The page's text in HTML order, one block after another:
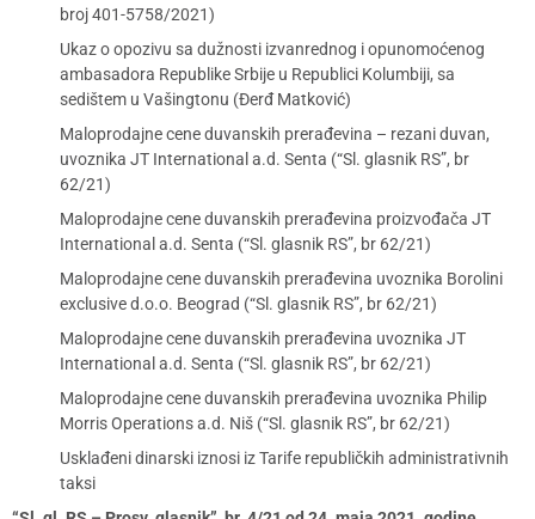
broj 401-5758/2021)
Ukaz o opozivu sa dužnosti izvanrednog i opunomoćenog
ambasadora Republike Srbije u Republici Kolumbiji, sa
sedištem u Vašingtonu (Đerđ Matković)
Maloprodajne cene duvanskih prerađevina – rezani duvan,
uvoznika JT International a.d. Senta (“Sl. glasnik RS”, br
62/21)
Maloprodajne cene duvanskih prerađevina proizvođača JT
International a.d. Senta (“Sl. glasnik RS”, br 62/21)
Maloprodajne cene duvanskih prerađevina uvoznika Borolini
exclusive d.o.o. Beograd (“Sl. glasnik RS”, br 62/21)
Maloprodajne cene duvanskih prerađevina uvoznika JT
International a.d. Senta (“Sl. glasnik RS”, br 62/21)
Maloprodajne cene duvanskih prerađevina uvoznika Philip
Morris Operations a.d. Niš (“Sl. glasnik RS”, br 62/21)
Usklađeni dinarski iznosi iz Tarife republičkih administrativnih
taksi